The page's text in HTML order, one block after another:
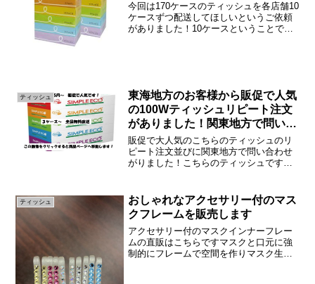
今回は170ケースのティッシュを各店舗10
ケースずつ配送してほしいというご依頼
がありました！10ケースということで早
ティッシュ
東海地方のお客様から販促で人気
の100Wティッシュリピート注文
がありました！関東地方で問い合
わせもありました！
販促で大人気のこちらのティッシュのリ
ピート注文並びに関東地方で問い合わせ
がりました！こちらのティッシュです
発注となります！販促でティッシュは人
気ナンバー1です！お気軽に...
ティッシュ
おしゃれなアクセサリー付のマス
クフレームを販売します
アクセサリー付のマスクインナーフレー
ムの直販はこちらですマスクと口元に強
制的にフレームで空間を作りマスク生活